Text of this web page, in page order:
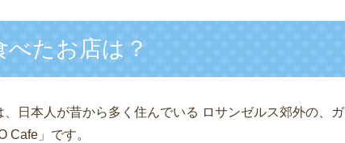
たお店は？
日本人が昔から多く住んでいる ロサンゼルス郊外の、ガ
Cafe」です。